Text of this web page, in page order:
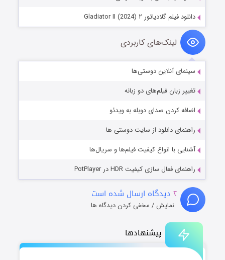
پیشنهادها
دانلود فیلم گلادیاتور ۲ Gladiator II (2024)
لینک‌های کاربردی
سینمای آنلاین دوستی‌ها
تغییر زبان فیلم‌های دو زبانه
اضافه کردن صدای دوبله به ویدئو
راهنمای دانلود از سایت دوستی ها
آشنایی با انواع کیفیت فیلم‌ها و سریال‌ها
راهنمای فعال سازی کیفیت HDR در PotPlayer
۲ دیدگاه ارسال شده است
نمایش / مخفی کردن دیدگاه ها